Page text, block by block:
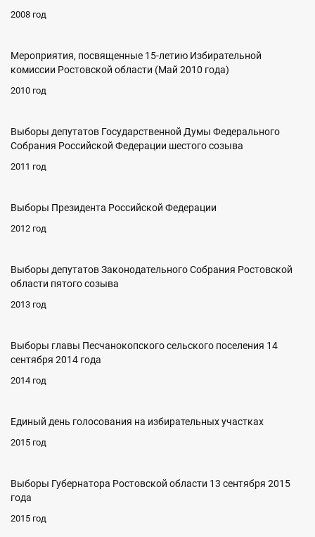
2008 год
Мероприятия, посвященные 15-летию Избирательной
комиссии Ростовской области (Май 2010 года)
2010 год
Выборы депутатов Государственной Думы Федерального
Собрания Российской Федерации шестого созыва
2011 год
Выборы Президента Российской Федерации
2012 год
Выборы депутатов Законодательного Собрания Ростовской
области пятого созыва
2013 год
Выборы главы Песчанокопского сельского поселения 14
сентября 2014 года
2014 год
Единый день голосования на избирательных участках
2015 год
Выборы Губернатора Ростовской области 13 сентября 2015
года
2015 год